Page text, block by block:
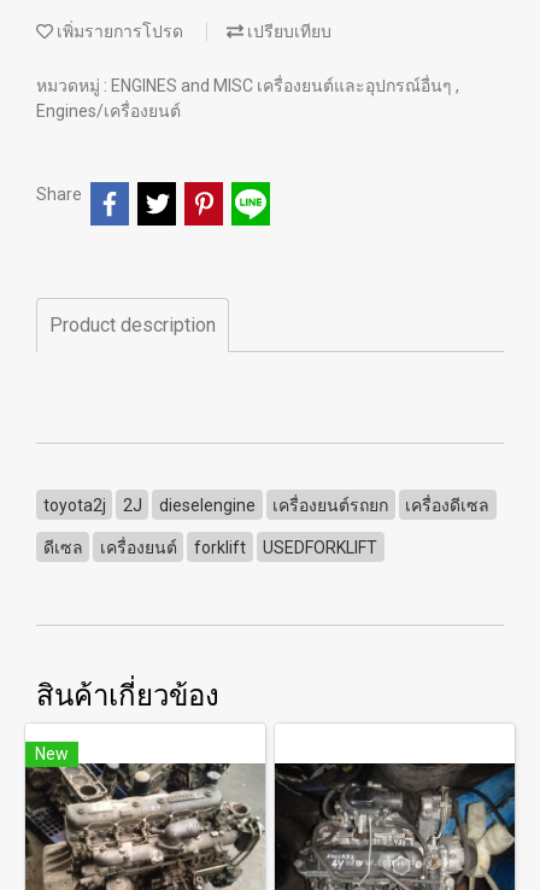
เพิ่มรายการโปรด เปรียบเทียบ
หมวดหมู่ : ENGINES and MISC เครื่องยนต์และอุปกรณ์อื่นๆ ,
Engines/เครื่องยนต์
Share
Product description
toyota2j 2J dieselengine เครื่องยนต์รถยก เครื่องดีเซล
ดีเซล เครื่องยนต์ forklift USEDFORKLIFT
สินค้าเกี่ยวข้อง
New